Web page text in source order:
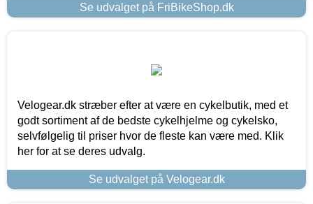
Se udvalget på FriBikeShop.dk
Velogear.dk stræber efter at være en cykelbutik, med et
godt sortiment af de bedste cykelhjelme og cykelsko,
selvfølgelig til priser hvor de fleste kan være med. Klik
her for at se deres udvalg.
Se udvalget på Velogear.dk